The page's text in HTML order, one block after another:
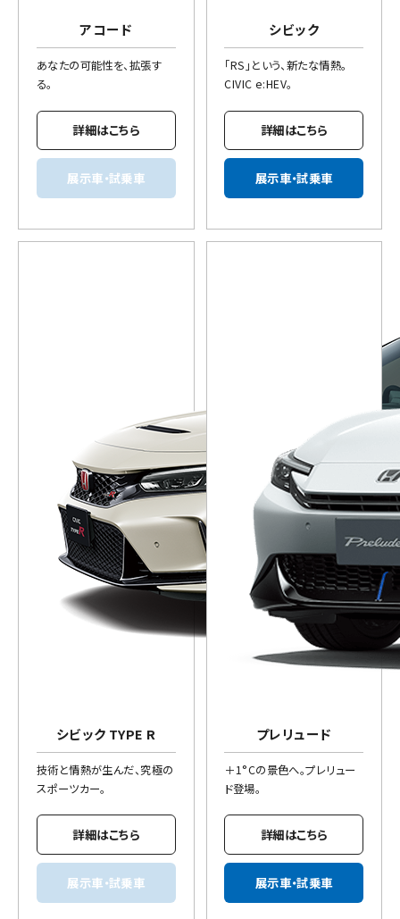
アコード
あなたの可能性を、拡張す
る。
詳細はこちら
展示車・試乗車
シビック
「RS」という、新たな情熱。
CIVIC e:HEV。
詳細はこちら
展示車・試乗車
シビック TYPE R
技術と情熱が生んだ、究極の
スポーツカー。
詳細はこちら
展示車・試乗車
プレリュード
＋1°Cの景色へ。プレリュー
ド登場。
詳細はこちら
展示車・試乗車